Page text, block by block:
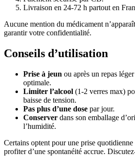
Livraison en 24-72 h partout en
Aucune mention du médicament
garantir votre confidentialité.
Conseils d’utilisation
Prise à jeun ou après un repas
optimale.
Limiter l’alcool (1-2 verres max)
baisse de tension.
Pas plus d’une dose par jour.
Conserver dans son emballage
l’humidité.
Certains optent pour une prise
profiter d’une spontanéité accrue.